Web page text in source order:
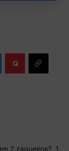
2 zagueiros?, 1